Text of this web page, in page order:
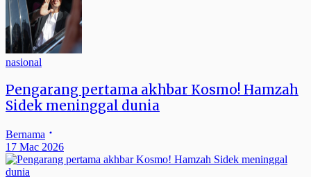
nasional
Pengarang pertama akhbar Kosmo! Hamzah
Sidek meninggal dunia
Bernama
17 Mac 2026